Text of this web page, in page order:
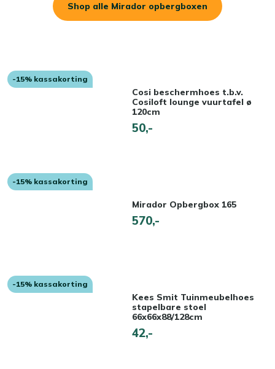
Shop alle Mirador opbergboxen
-15% kassakorting
Cosi beschermhoes t.b.v.
Cosiloft lounge vuurtafel ø
120cm
50,-
-15% kassakorting
Mirador Opbergbox 165
570,-
-15% kassakorting
Kees Smit Tuinmeubelhoes
stapelbare stoel
66x66x88/128cm
42,-